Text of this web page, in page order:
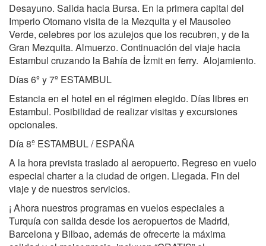
Desayuno. Salida hacia Bursa. En la primera capital del
Imperio Otomano visita de la Mezquita y el Mausoleo
Verde, celebres por los azulejos que los recubren, y de la
Gran Mezquita. Almuerzo. Continuación del viaje hacia
Estambul cruzando la Bahía de İzmit en ferry. Alojamiento.
Días 6º y 7º ESTAMBUL
Estancia en el hotel en el régimen elegido. Días libres en
Estambul. Posibilidad de realizar visitas y excursiones
opcionales.
Día 8º ESTAMBUL / ESPAÑA
A la hora prevista traslado al aeropuerto. Regreso en vuelo
especial charter a la ciudad de origen. Llegada. Fin del
viaje y de nuestros servicios.
¡ Ahora nuestros programas en vuelos especiales a
Turquía con salida desde los aeropuertos de Madrid,
Barcelona y Bilbao, además de ofrecerte la máxima